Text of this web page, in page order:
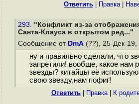
Ответить Правка|
293. "Конфликт из-за
Санта-Клауса в открытом ред..."
Сообщение от DmA (??), 25-Дек-19,
ну и правильно сделали, что
запретили! вообще, какое нам
звезды? китайцы её
свою звезду,нам пофиг!
Ответить Правка| К